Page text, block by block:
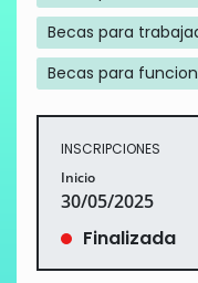
Becas para
Becas para
INSCRIPCIONES
Inicio
30/05/2025
Finalizada